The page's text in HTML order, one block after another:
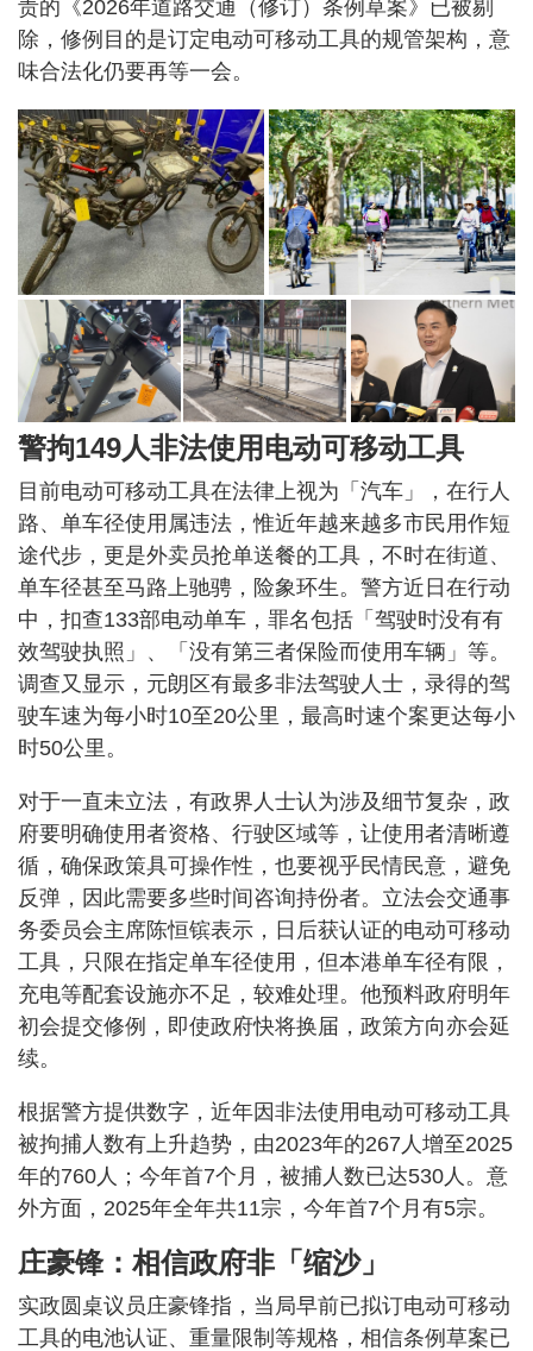
责的《2026年道路交通（修订）条例草案》已被剔
除，修例目的是订定电动可移动工具的规管架构，意
味合法化仍要再等一会。
警拘149人非法使用电动可移动工具
目前电动可移动工具在法律上视为「汽车」，在行人
路、单车径使用属违法，惟近年越来越多市民用作短
途代步，更是外卖员抢单送餐的工具，不时在街道、
单车径甚至马路上驰骋，险象环生。警方近日在行动
中，扣查133部电动单车，罪名包括「驾驶时没有有
效驾驶执照」、「没有第三者保险而使用车辆」等。
调查又显示，元朗区有最多非法驾驶人士，录得的驾
驶车速为每小时10至20公里，最高时速个案更达每小
时50公里。
对于一直未立法，有政界人士认为涉及细节复杂，政
府要明确使用者资格、行驶区域等，让使用者清晰遵
循，确保政策具可操作性，也要视乎民情民意，避免
反弹，因此需要多些时间咨询持份者。立法会交通事
务委员会主席陈恒镔表示，日后获认证的电动可移动
工具，只限在指定单车径使用，但本港单车径有限，
充电等配套设施亦不足，较难处理。他预料政府明年
初会提交修例，即使政府快将换届，政策方向亦会延
续。
根据警方提供数字，近年因非法使用电动可移动工具
被拘捕人数有上升趋势，由2023年的267人增至2025
年的760人；今年首7个月，被捕人数已达530人。意
外方面，2025年全年共11宗，今年首7个月有5宗。
庄豪锋：相信政府非「缩沙」
实政圆桌议员庄豪锋指，当局早前已拟订电动可移动
工具的电池认证、重量限制等规格，相信条例草案已